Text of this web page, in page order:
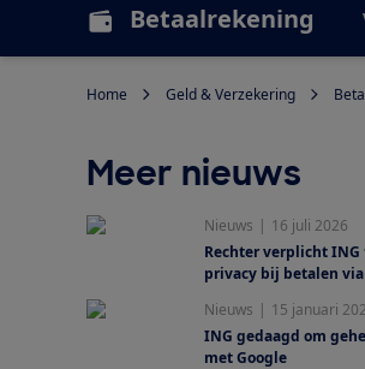
Betaalrekening
Home Geld & Verzekering
Meer nieuws
Nieuws | 16 juli 2026
Rechter verplicht
privacy bij betalen via
Nieuws | 15 januari
ING gedaagd om
met Google